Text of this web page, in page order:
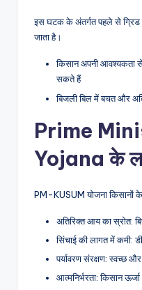
इस घटक के अंतर्गत पहले से ग्रिड
जाता है।
किसान अपनी आवश्यकता
सकते हैं
बिजली बिल में बचत और
Prime
Yojana के
PM-KUSUM योजना किसानों के
अतिरिक्त आय का स्रोत:
सिंचाई की लागत में कमी:
पर्यावरण संरक्षण: स्वच्छ
आत्मनिर्भरता: किसान